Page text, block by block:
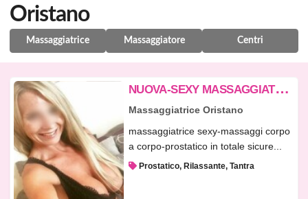
Oristano
Massaggiatrice Massaggiatore Centri
N
UOVA-SEXY MASSAGGIATRICE-NUOVO MOMENTO RILASSANTE-BELLA E SENSUALE
Massaggiatrice Oristano
massaggiatrice sexy-massaggi corpo
a corpo-prostatico in totale sicure...
Prostatico, Rilassante, Tantra